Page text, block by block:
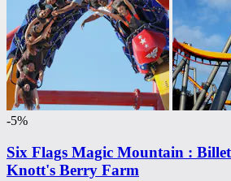
-5%
Six Flags Magic Mountain :
Knott's Berry Farm